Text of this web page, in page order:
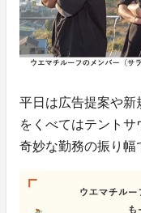
平日は広告提案や新
をくべてはテント
奇妙な勤務の振り幅